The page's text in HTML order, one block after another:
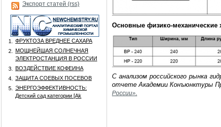
Экспорт статей (rss)
1.
ФРУКТОЗА ВРЕДНЕЕ САХАРА
2.
МОЩНЕЙШАЯ СОЛНЕЧНАЯ
ЭЛЕКТРОСТАНЦИЯ В РОССИИ
3.
ВОЗДЕЙСТВИЕ КОФЕИНА
4.
ЗАЩИТА СОЕВЫХ ПОСЕВОВ
5.
ЭНЕРГОЭФФЕКТИВНОСТЬ:
Детский сад категории [Аk
Основные физико-механические
C анализом российского рынка
отчете Академии Конъюнктуры
России».